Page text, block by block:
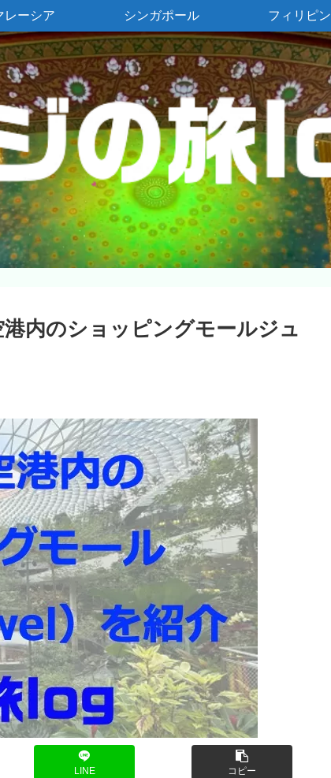
レーシア シンガポール フィリピン
内のショッピングモールジュ
LINE コピー